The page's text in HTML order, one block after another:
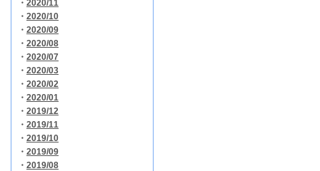
・ 2020/11
・ 2020/10
・ 2020/09
・ 2020/08
・ 2020/07
・ 2020/03
・ 2020/02
・ 2020/01
・ 2019/12
・ 2019/11
・ 2019/10
・ 2019/09
・ 2019/08